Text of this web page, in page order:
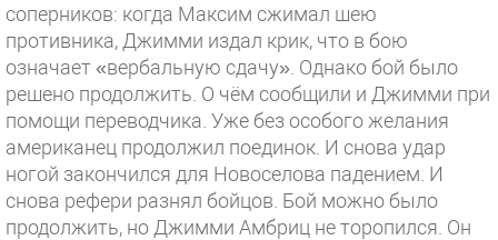
соперников: когда Максим сжимал шею
противника, Джимми издал крик, что в бою
означает «вербальную сдачу». Однако бой было
решено продолжить. О чём сообщили и Джимми при
помощи переводчика. Уже без особого желания
американец продолжил поединок. И снова удар
ногой закончился для Новоселова падением. И
снова рефери разнял бойцов. Бой можно было
продолжить, но Джимми Амбриц не торопился. Он